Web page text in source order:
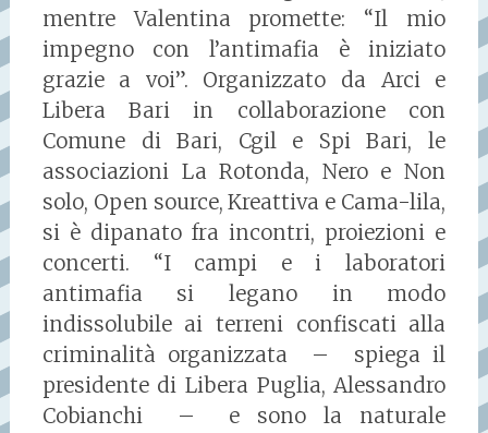
mentre Valentina promette: “Il mio
impegno con l’antimafia è iniziato
grazie a voi”. Organizzato da Arci e
Libera Bari in collaborazione con
Comune di Bari, Cgil e Spi Bari, le
associazioni La Rotonda, Nero e Non
solo, Open source, Kreattiva e Cama-lila,
si è dipanato fra incontri, proiezioni e
concerti. “I campi e i laboratori
antimafia si legano in modo
indissolubile ai terreni confiscati alla
criminalità organizzata – spiega il
presidente di Libera Puglia, Alessandro
Cobianchi – e sono la naturale